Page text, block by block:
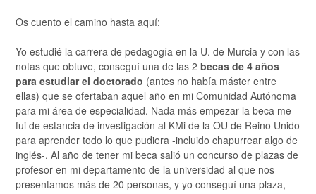
Os cuento el camino hasta aquí:
Yo estudié la carrera de pedagogía en la U. de Murcia y con las
notas que obtuve, conseguí una de las 2 becas de 4 años
para estudiar el doctorado (antes no había máster entre
ellas) que se ofertaban aquel año en mi Comunidad Autónoma
para mi área de especialidad. Nada más empezar la beca me
fui de estancia de investigación al KMi de la OU de Reino Unido
para aprender todo lo que pudiera -incluido chapurrear algo de
inglés-. Al año de tener mi beca salió un concurso de plazas de
profesor en mi departamento de la universidad al que nos
presentamos más de 20 personas, y yo conseguí una plaza,